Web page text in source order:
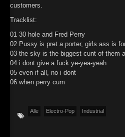
►
►
customers.
Tracklist:
01 30 hole and Fred Perry
02 Pussy is pret a porter, girls ass is
03 the sky is the biggest cunt of them all
04 i dont give a fuck ye-yea-yeah
05 even if all, no i dont
06 when perry cum
Alle Electro-Pop Industrial